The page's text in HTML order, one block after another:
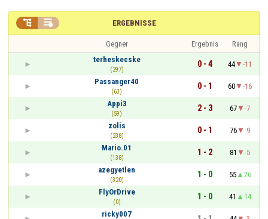
ERGEBNISSE
 
Gegner Ergebnis
Rang
terheskecske
(297)
0 - 4 44
-11
Passanger40
(63)
0 - 1 60
-16
Appi3
(59)
2 - 3 67
-7
zolis
(238)
0 - 1 76
-9
Mario.01
(138)
1 - 2 81
-5
azegyetlen
(320)
1 - 0 55
26
FlyOrDrive
(0)
1 - 0 41
14
ricky007